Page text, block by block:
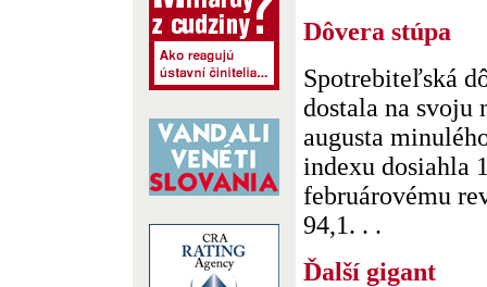
Dôvera stúpa
Spotrebiteľská
dostala na svoju
augusta
indexu dosiahla
februárovému
94,1. . .
Ďalší gigant